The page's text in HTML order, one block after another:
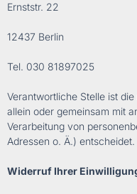
Ernststr. 22
12437 Berlin
Tel. 030 81897025
Verantwortliche Stelle ist
allein oder gemeinsam mit
Verarbeitung von
Adressen o. Ä.) entscheidet.
Widerruf Ihrer